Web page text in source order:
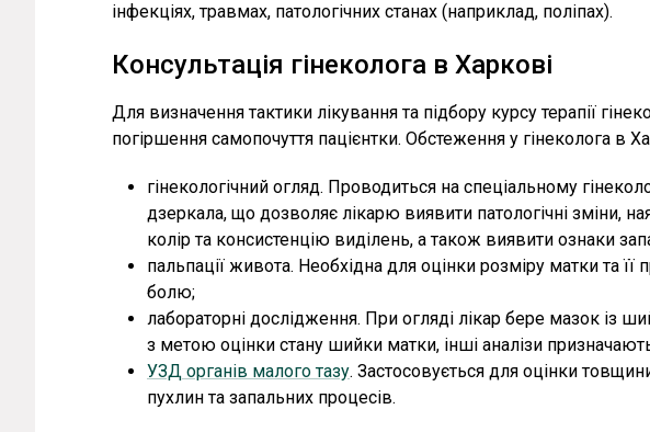
інфекціях, травмах, патологічних станах (наприклад, поліпах).
Консультація гінеколога в Харкові
Для визначення тактики лікування та підбору курсу терапії
погіршення самопочуття пацієнтки. Обстеження у гінеколога в
гінекологічний огляд. Проводиться на спеціальному
дзеркала, що дозволяє лікарю виявити патологічні зміни,
колір та консистенцію виділень, а також виявити ознаки
пальпації живота. Необхідна для оцінки розміру матки та її
болю;
лабораторні дослідження. При огляді лікар бере мазок із
з метою оцінки стану шийки матки, інші аналізи
УЗД органів малого тазу. Застосовується для оцінки
пухлин та запальних процесів.